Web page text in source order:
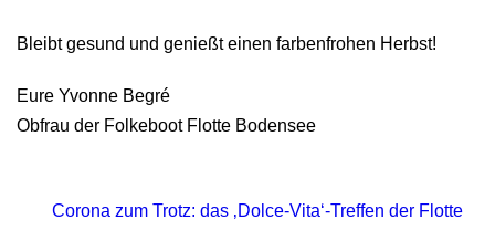
Bleibt gesund und genießt einen farbenfrohen Herbst!
Eure Yvonne Begré
Obfrau der Folkeboot Flotte Bodensee
Corona zum Trotz: das ‚Dolce-Vita‘-Treffen der Flotte